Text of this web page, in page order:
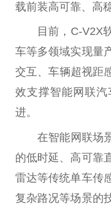
载前装高可靠、高
目前，C-V2X
车等多领域实现量
交互、车辆超视距
效支撑智能网联
进。
在智能网联场
的低时延、高可靠
雷达等传统单车传
复杂路况等场景的